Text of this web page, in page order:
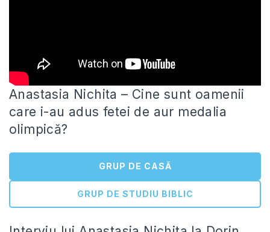
Anastasia Nichita – Cine sunt oamenii
care i-au adus fetei de aur medalia
olimpică?
GRUP DE CASĂ
GRUP DE STUDIU BIBLIC